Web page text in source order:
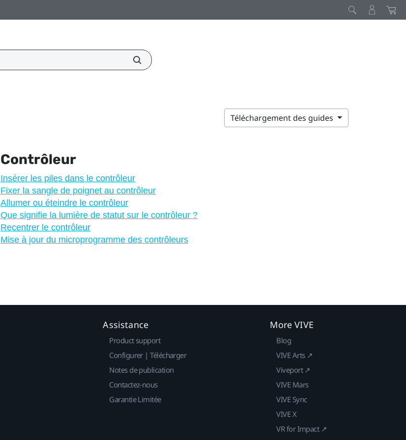
Téléchargement des guides
Contrôleur
Insérer les piles dans le contrôleur
Fixer la sangle de poignet au contrôleur
Allumer ou éteindre le contrôleur
Que signifie la lumière de statut sur le contrôleur ?
Recentrer le contrôleur
Mise à jour du microprogramme des contrôleurs
Assistance
Product support
Configurer | Télécharger
Notes de publication
Contactez-nous
Garantie Limitée
More VIVE
Blog
VIVE Arts ↗
Viveport ↗
VIVE Mars
VIVE Sync
VIVE X
VR for Impact ↗